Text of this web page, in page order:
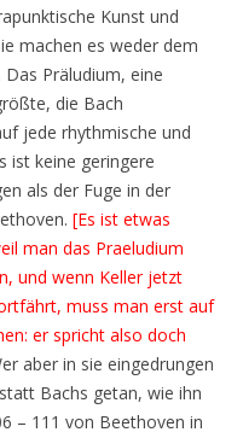
Kunst und
machen es weder dem
Präludium, eine
die Bach
jede rhythmische und
ist keine geringere
als der Fuge in der
[Es ist etwas
man das Praeludium
und wenn Keller jetzt
muss man erst auf
er spricht also doch
aber in sie eingedrungen
Bachs getan, wie ihn
– 111 von Beethoven in